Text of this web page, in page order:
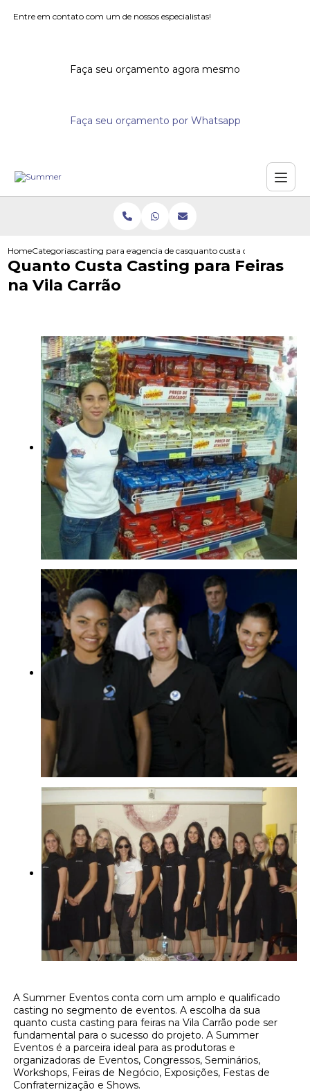
Entre em contato com um de nossos especialistas!
Faça seu orçamento agora mesmo
Faça seu orçamento por Whatsapp
HomeCategoriascasting para eventosagencia de casting para eventos
quanto custa casting para
Quanto Custa Casting para Feiras
na Vila Carrão
A Summer Eventos conta com um amplo e qualificado
casting no segmento de eventos. A escolha da sua
quanto custa casting para feiras na Vila Carrão pode ser
fundamental para o sucesso do projeto. A Summer
Eventos é a parceira ideal para as produtoras e
organizadoras de Eventos, Congressos, Seminários,
Workshops, Feiras de Negócio, Exposições, Festas de
Confraternização e Shows.